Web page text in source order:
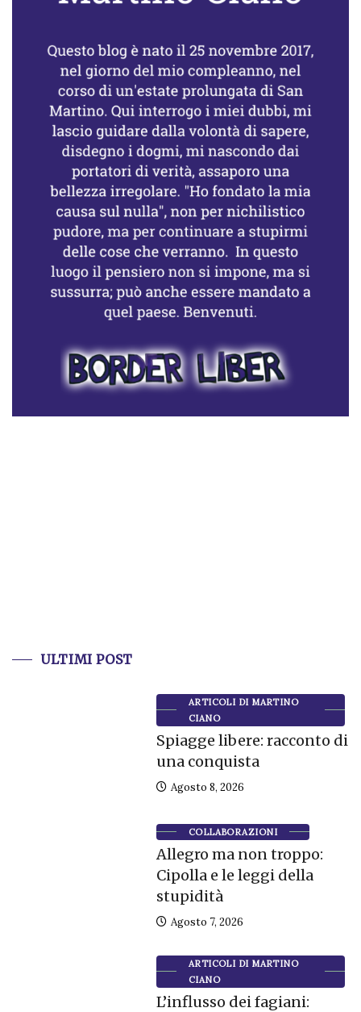
ULTIMI POST
ARTICOLI DI MARTINO
CIANO
Spiagge libere: racconto di
una conquista
Agosto 8, 2026
COLLABORAZIONI
Allegro ma non troppo:
Cipolla e le leggi della
stupidità
Agosto 7, 2026
ARTICOLI DI MARTINO
CIANO
L’influsso dei fagiani: